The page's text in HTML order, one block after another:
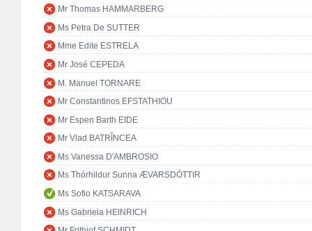
Mr Thomas HAMMARBERG
Ms Petra De SUTTER
Mme Edite ESTRELA
Mr José CEPEDA
M. Manuel TORNARE
Mr Constantinos EFSTATHIOU
Mr Espen Barth EIDE
Mr Vlad BATRÎNCEA
Ms Vanessa D'AMBROSIO
Ms Thórhildur Sunna ÆVARSDÓTTIR
Ms Sofio KATSARAVA
Ms Gabriela HEINRICH